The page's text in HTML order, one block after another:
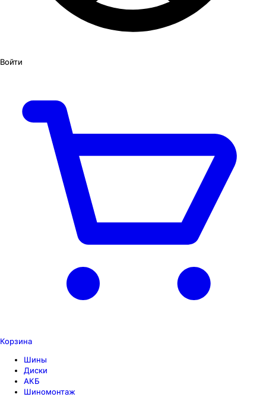
Войти
Корзина
Шины
Диски
АКБ
Шиномонтаж